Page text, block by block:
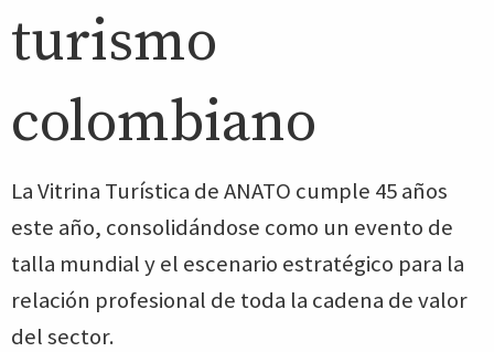
turismo
colombiano
La Vitrina Turística de ANATO cumple 45 años
este año, consolidándose como un evento de
talla mundial y el escenario estratégico para la
relación profesional de toda la cadena de valor
del sector.